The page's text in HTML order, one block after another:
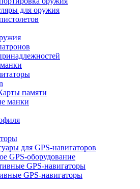
для оружия
памяти
манки
для GPS-навигаторов
GPS-оборудование
GPS-навигаторы
GPS-навигаторы